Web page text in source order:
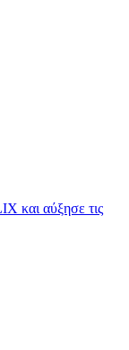
και αύξησε τις